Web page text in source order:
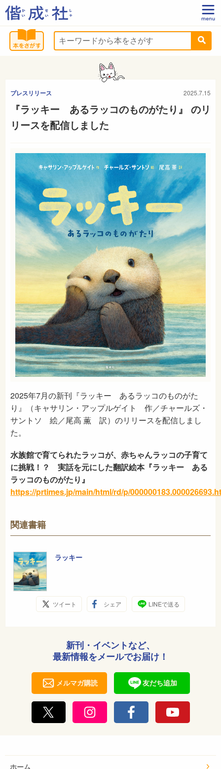
プレスリリース 2025.7.15
『ラッキー あるラッコのものがたり』 のリ
リースを配信しました
2025年7月の新刊『ラッキー あるラッコのものがた
り』（キャサリン・アップルゲイト 作／チャールズ・
サントソ 絵／尾高 薫 訳）のリリースを配信しまし
た。
水族館で育てられたラッコが、赤ちゃんラッコの子育て
に挑戦！？ 実話を元にした翻訳絵本『ラッキー ある
ラッコのものがたり』
https://prtimes.jp/main/html/rd/p/
関連書籍
ラッキー
ツイート シェア LINEで送る
新刊・イベントなど、
最新情報をメールでお届け！
メルマガ購読 友だち追加
ホーム